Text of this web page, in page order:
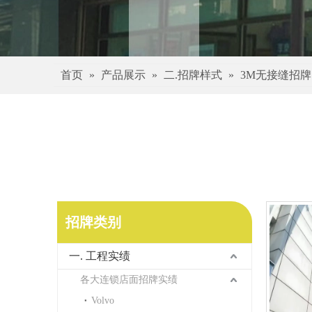
首页 » 产品展示 » 二.招牌样式 » 3M无接缝招牌
招牌类别
一. 工程实绩
各大连锁店面招牌实绩
Volvo